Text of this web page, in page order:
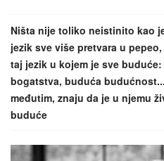
i
g
a
t
i
o
Ništa nije toliko neistinito kao
jezik sve više pretvara u
taj jezik u kojem je sve
bogatstva, buduća
međutim, znaju da je u njemu
buduće